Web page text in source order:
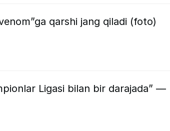
qarshi jang qiladi (foto)
Ligasi bilan bir darajada” —